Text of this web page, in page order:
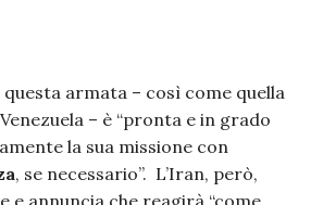
armata – così come quella
– è “pronta e in grado
la sua missione con
, se necessario”. L’Iran, però,
e annuncia che reagirà “come